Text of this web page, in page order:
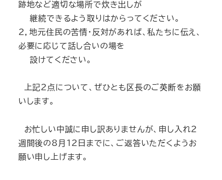
跡地など適切な場所で炊き出しが
継続できるよう取りはからってください。
2，地元住民の苦情・反対があれば、私たちに伝え、
必要に応じて話し合いの場を
設けてください。
上記2点について、ぜひとも区長のご英断をお願
いします。
お忙しい中誠に申し訳ありませんが、申し入れ2
週間後の8月12日までに、ご返答いただくようお
願い申し上げます。